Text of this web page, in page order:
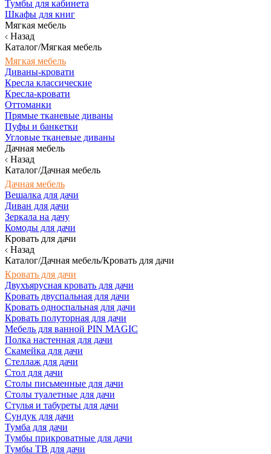
Тумбы для кабинета
Шкафы для книг
Мягкая мебель
Назад
Каталог/Мягкая мебель
Мягкая мебель
Диваны-кровати
Кресла классические
Кресла-кровати
Оттоманки
Прямые тканевые диваны
Пуфы и банкетки
Угловые тканевые диваны
Дачная мебель
Назад
Каталог/Дачная мебель
Дачная мебель
Вешалка для дачи
Диван для дачи
Зеркала на дачу
Комоды для дачи
Кровать для дачи
Назад
Каталог/Дачная мебель/Кровать для дачи
Кровать для дачи
Двухъярусная кровать для дачи
Кровать двуспальная для дачи
Кровать односпальная для дачи
Кровать полуторная для дачи
Мебель для ванной PIN MAGIC
Полка настенная для дачи
Скамейка для дачи
Стеллаж для дачи
Стол для дачи
Столы письменные для дачи
Столы туалетные для дачи
Стулья и табуреты для дачи
Сундук для дачи
Тумба для дачи
Тумбы прикроватные для дачи
Тумбы ТВ для дачи